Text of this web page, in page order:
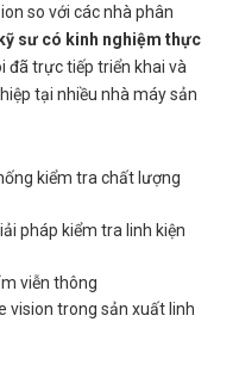
so với các nhà phân
sư có kinh nghiệm thực
đã trực tiếp triển khai và
tại nhiều nhà máy sản
kiểm tra chất lượng
pháp kiểm tra linh kiện
viễn thông
vision trong sản xuất linh